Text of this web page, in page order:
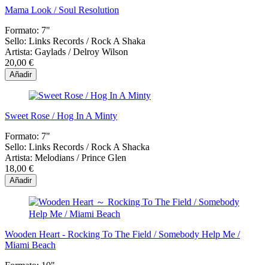
Mama Look / Soul Resolution
Formato: 7"
Sello: Links Records / Rock A Shaka
Artista: Gaylads / Delroy Wilson
20,00 €
Añadir
Sweet Rose / Hog In A Minty
Formato: 7"
Sello: Links Records / Rock A Shacka
Artista: Melodians / Prince Glen
18,00 €
Añadir
Wooden Heart - Rocking To The Field / Somebody Help Me /
Miami Beach